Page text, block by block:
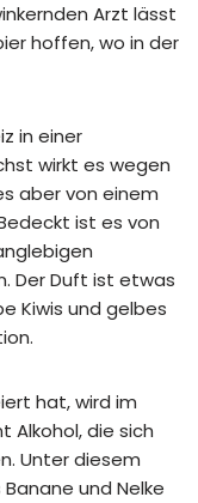
Arzt lässt
hoffen, wo in der
in einer
wirkt es wegen
aber von einem
ist es von
Der Duft ist etwas
Kiwis und gelbes
hat, wird im
Alkohol, die sich
Unter diesem
und Nelke